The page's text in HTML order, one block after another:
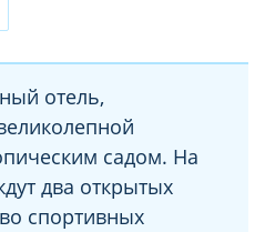
отель,
садом. На
два открытых
спортивных